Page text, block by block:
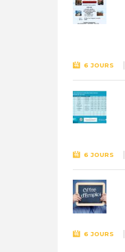
6 JOURS
6 JOURS
6 JOURS